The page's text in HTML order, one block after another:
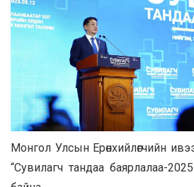
Монгол Улсын Ерөнхийлөгчийн
“Сувилагч тандаа баярлалаа-